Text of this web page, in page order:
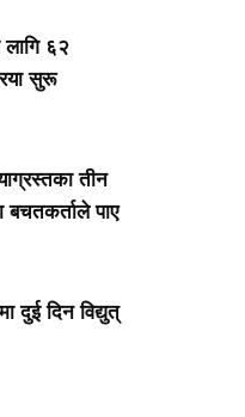
लागि ६२
सुरू
तीन
पाए
दुई दिन विद्युत्